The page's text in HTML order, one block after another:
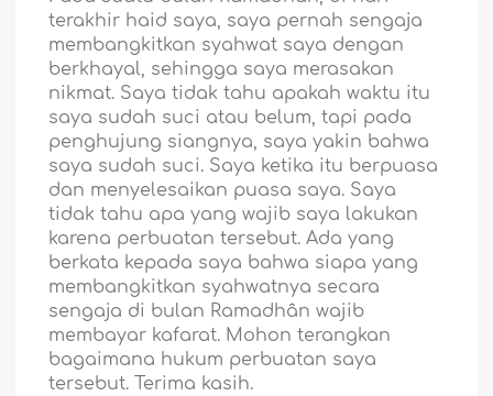
terakhir haid saya, saya pernah sengaja
membangkitkan syahwat saya dengan
berkhayal, sehingga saya merasakan
nikmat. Saya tidak tahu apakah waktu itu
saya sudah suci atau belum, tapi pada
penghujung siangnya, saya yakin bahwa
saya sudah suci. Saya ketika itu berpuasa
dan menyelesaikan puasa saya. Saya
tidak tahu apa yang wajib saya lakukan
karena perbuatan tersebut. Ada yang
berkata kepada saya bahwa siapa yang
membangkitkan syahwatnya secara
sengaja di bulan Ramadhân wajib
membayar kafarat. Mohon terangkan
bagaimana hukum perbuatan saya
tersebut. Terima kasih.